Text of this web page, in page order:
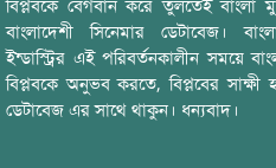
বিপ্লবকে বেগবান করে তুলতেই বাংলা
বাংলাদেশী সিনেমার ডেটাবেজ।
ইন্ডাস্ট্রির এই পরিবর্তনকালীন সময়ে
বিপ্লবকে অনুভব করতে, বিপ্লবের সাক্ষী
ডেটাবেজ এর সাথে থাকুন। ধন্যবাদ।